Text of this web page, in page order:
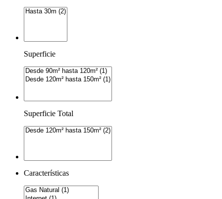
Superficie
Superficie Total
Características